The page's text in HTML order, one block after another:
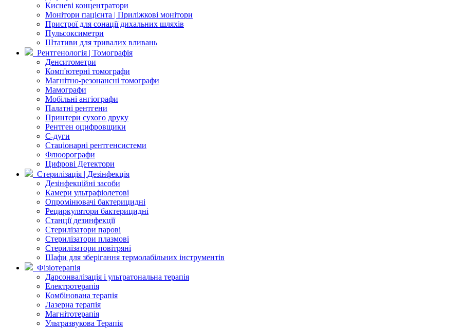
Кисневі концентратори
Монітори пацієнта | Приліжкові монітори
Пристрої для сонації дихальних шляхів
Пульсоксиметри
Штативи для тривалих вливань
Рентгенологія | Томографія
Денситометри
Комп'ютерні томографи
Магнітно-резонансні томографи
Мамографи
Мобільні ангіографи
Палатні рентгени
Принтери сухого друку
Рентген оцифровщики
С-дуги
Стаціонарні рентгенсистеми
Флюорографи
Цифрові Детектори
Стерилізація | Дезінфекція
Дезінфекційні засоби
Камери ультрафіолетові
Опромінювачі бактерицидні
Рециркулятори бактерицидні
Станції дезинфекції
Стерилізатори парові
Стерилізатори плазмові
Стерилізатори повітряні
Шафи для зберігання термолабільних інструментів
Фізіотерапія
Дарсонвалізація і ультратональна терапія
Електротерапія
Комбінована терапія
Лазерна терапія
Магнітотерапія
Ультразвукова Терапія